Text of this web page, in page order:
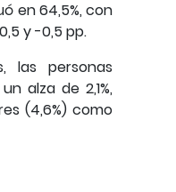
en 64,5%, con
y -0,5 pp.
las personas
alza de 2,1%,
(4,6%) como